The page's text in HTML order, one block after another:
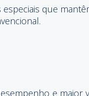
especiais que
e maior